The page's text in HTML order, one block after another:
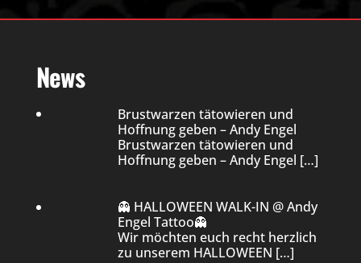
News
Brustwarzen tätowieren und
Hoffnung geben – Andy Engel
Brustwarzen tätowieren und
Hoffnung geben – Andy Engel […]
👻 HALLOWEEN WALK-IN @ Andy
Engel Tattoo👻
Wir möchten euch recht herzlich
zu unserem HALLOWEEN […]